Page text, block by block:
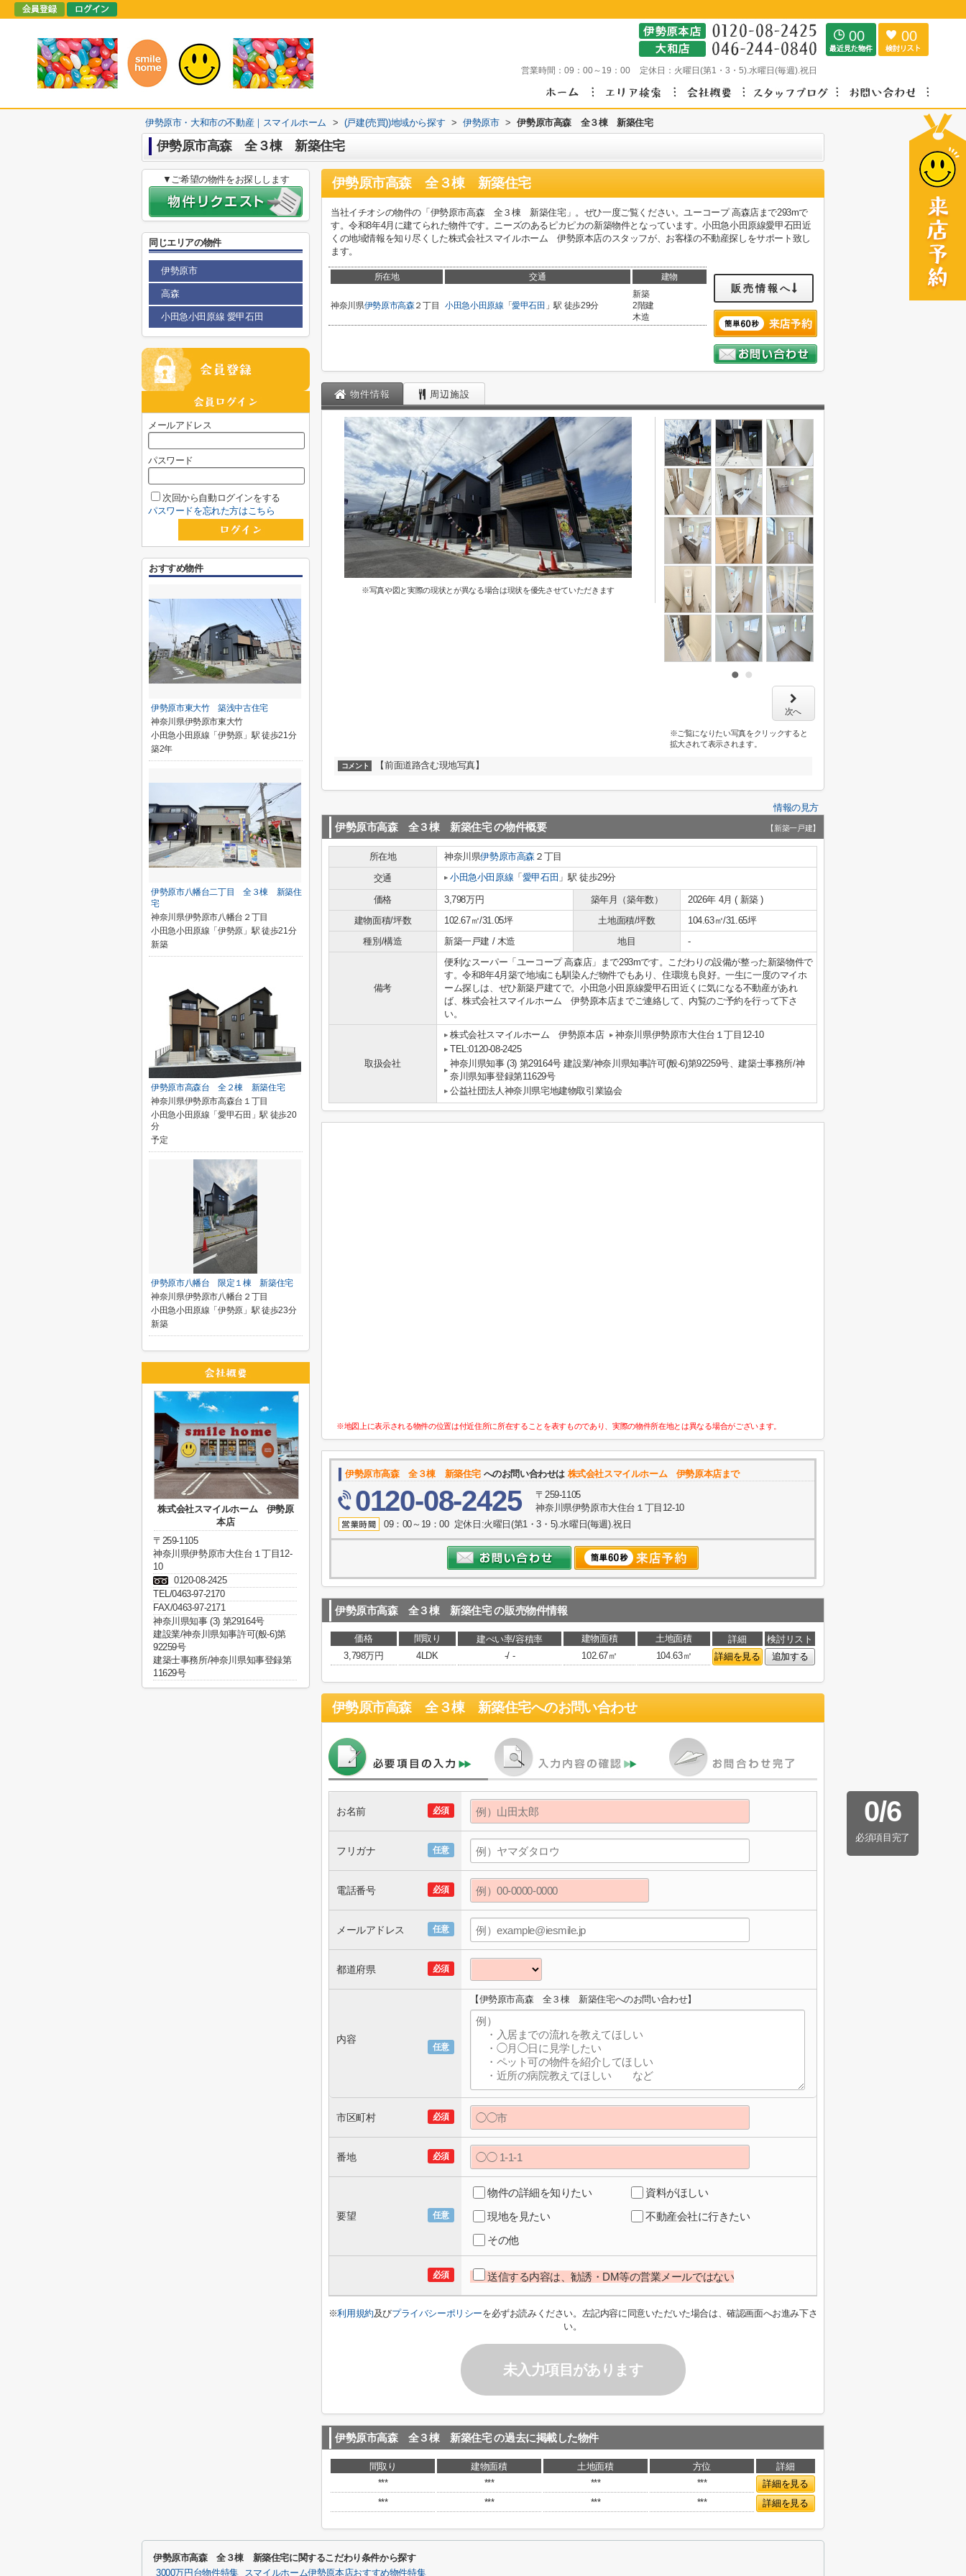
営業時間： 09：00～19：00 定休日： 火曜日(第1・3・5).水曜日(毎週).祝日
00 00
伊勢原市・大和市の不動産｜スマイルホーム > (戸建(売買))地域から探す > 伊勢原市 > 伊勢原市高森 全３棟 新築住宅
伊勢原市高森 全３棟 新築住宅
伊勢原市高森 全３棟 新築住宅
当社イチオシの物件の「伊勢原市高森 全３棟 新築住宅」。ぜひ一度ご覧ください。ユーコープ 高森店まで293mで
す。令和8年4月に建てられた物件です。ニーズのあるピカピカの新築物件となっています。小田急小田原線愛甲石田近
くの地域情報を知り尽くした株式会社スマイルホーム 伊勢原本店のスタッフが、お客様の不動産探しをサポート致し
ます。
所在地 交通 建物
神奈川県伊勢原市高森２丁目 小田急小田原線 「愛甲石田 」駅 徒歩29分
新築
2階建
木造
販売情報へ
物件情報 周辺施設
※写真や図と実際の現状とが異なる場合は現状を優先させていただきます
次へ
※ご覧になりたい写真をクリックすると
拡大されて表示されます。
コメント 【前面道路含む現地写真】
情報の見方
伊勢原市高森 全３棟 新築住宅 の物件概要 【新築一戸建】
所在地 神奈川県伊勢原市高森 ２丁目
交通
小田急小田原線 「 愛甲石田 」駅 徒歩29分
価格 3,798万円 築年月（築年数）
2026年 4月 ( 新築 )
建物面積/坪数
102.67㎡/31.05坪 土地面積/坪数
104.63㎡/31.65坪
種別/構造
新築一戸建 / 木造 地目 -
備考
便利なスーパー「ユーコープ 高森店」まで293mです。こだわりの設備が整った新築物件で
す。令和8年4月築で地域にも馴染んだ物件でもあり、住環境も良好。一生に一度のマイホ
ーム探しは、ぜひ新築戸建てで。小田急小田原線愛甲石田近くに気になる不動産があれ
ば、株式会社スマイルホーム 伊勢原本店までご連絡して、内覧のご予約を行って下さ
い。
取扱会社
株式会社スマイルホーム 伊勢原本店
神奈川県伊勢原市大住台１丁目12-10
TEL:0120-08-2425
神奈川県知事 (3) 第29164号 建設業/神奈川県知事許可(般-6)第92259号、建築士事務所/神
奈川県知事登録第11629号
公益社団法人神奈川県宅地建物取引業協会
※地図上に表示される物件の位置は付近住所に所在することを表すものであり、実際の物件所在地とは異なる場合がございます。
伊勢原市高森 全３棟 新築住宅 へのお問い合わせは 株式会社スマイルホーム 伊勢原本店まで
0120-08-2425
〒259-1105
神奈川県伊勢原市大住台１丁目12-10
09：00～19：00 定休日:火曜日(第1・3・5).水曜日(毎週).祝日
伊勢原市高森 全３棟 新築住宅 の販売物件情報
価格 間取り 建ぺい率/容積率 建物面積 土地面積 詳細
検討リスト
3,798万円
4LDK -/ - 102.67㎡ 104.63㎡ 詳細を見る 追加する
伊勢原市高森 全３棟 新築住宅へのお問い合わせ
0/6
必須項目完了
必須
お名前
任意
フリガナ
必須
電話番号
任意
メールアドレス
必須
都道府県
任意
内容
【伊勢原市高森 全３棟 新築住宅へのお問い合わせ】
必須
市区町村
必須
番地
任意
要望
物件の詳細を知りたい
資料がほしい
現地を見たい
不動産会社に行きたい
その他
必須 送信する内容は、勧誘・DM等の営業メールではない
※利用規約及びプライバシーポリシーを必ずお読みください。左記内容に同意いただいた場合は、確認画面へお進み下さ
い。
未入力項目があります
伊勢原市高森 全３棟 新築住宅 の過去に掲載した物件
間取り 建物面積 土地面積 方位
詳細
***
*** *** ***
詳細を見る
***
*** *** *** 詳細を見る
▼ご希望の物件をお探しします
同じエリアの物件
伊勢原市
高森
小田急小田原線 愛甲石田
メールアドレス
パスワード
次回から自動ログインをする
パスワードを忘れた方はこちら
おすすめ物件
伊勢原市東大竹 築浅中古住宅
神奈川県伊勢原市東大竹
小田急小田原線「伊勢原」駅 徒歩21分
築2年
伊勢原市八幡台二丁目 全３棟 新築住
宅
神奈川県伊勢原市八幡台２丁目
小田急小田原線「伊勢原」駅 徒歩21分
新築
伊勢原市高森台 全２棟 新築住宅
神奈川県伊勢原市高森台１丁目
小田急小田原線「愛甲石田」駅 徒歩20
分
予定
伊勢原市八幡台 限定１棟 新築住宅
神奈川県伊勢原市八幡台２丁目
小田急小田原線「伊勢原」駅 徒歩23分
新築
株式会社スマイルホーム 伊勢原
本店
〒259-1105
神奈川県伊勢原市大住台１丁目12-
10
0120-08-2425
TEL/0463-97-2170
FAX/0463-97-2171
神奈川県知事 (3) 第29164号
建設業/神奈川県知事許可(般-6)第
92259号
建築士事務所/神奈川県知事登録第
11629号
伊勢原市高森 全３棟 新築住宅に関するこだわり条件から探す
3000万円台物件特集 スマイルホーム伊勢原本店おすすめ物件特集